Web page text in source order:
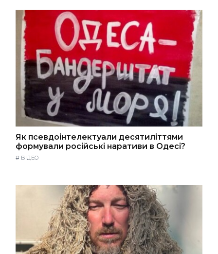
Як псевдоінтелектуали десятиліттями
формували російські наративи в Одесі?
# ВІДЕО